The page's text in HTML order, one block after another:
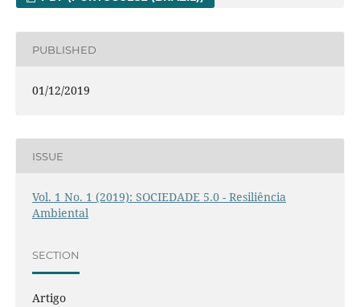
PUBLISHED
01/12/2019
ISSUE
Vol. 1 No. 1 (2019): SOCIEDADE 5.0 - Resiliência
Ambiental
SECTION
Artigo